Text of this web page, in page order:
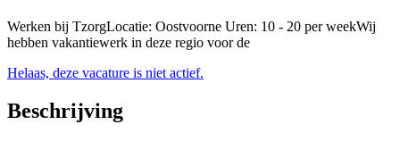
Werken bij TzorgLocatie: Oostvoorne Uren: 10 - 20 per weekWij
hebben vakantiewerk in deze regio voor de
Helaas, deze vacature is niet actief.
Beschrijving